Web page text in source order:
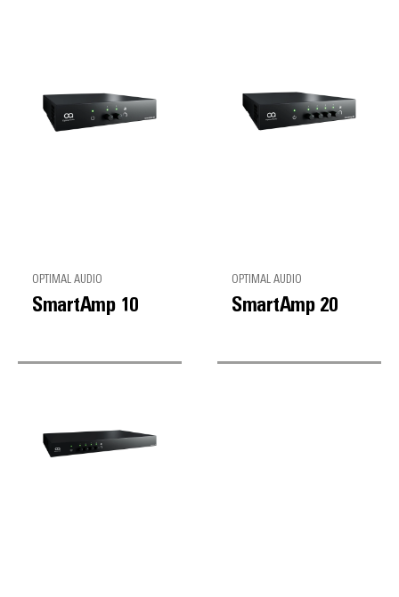
OPTIMAL AUDIO
SmartAmp 10
OPTIMAL AUDIO
SmartAmp 20